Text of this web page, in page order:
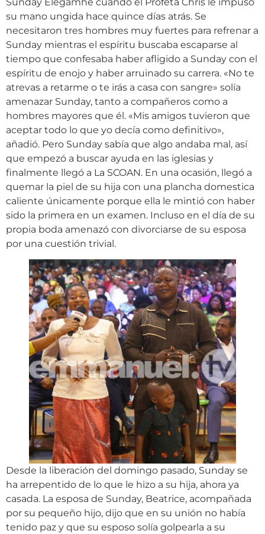
su mano ungida hace quince días atrás. Se
necesitaron tres hombres muy fuertes para refrenar a
Sunday mientras el espíritu buscaba escaparse al
tiempo que confesaba haber afligido a Sunday con el
espíritu de enojo y haber arruinado su carrera. «No te
atrevas a retarme o te irás a casa con sangre» solía
amenazar Sunday, tanto a compañeros como a
hombres mayores que él. «Mis amigos tuvieron que
aceptar todo lo que yo decía como definitivo»,
añadió. Pero Sunday sabía que algo andaba mal, así
que empezó a buscar ayuda en las iglesias y
finalmente llegó a La SCOAN. En una ocasión, llegó a
quemar la piel de su hija con una plancha domestica
caliente únicamente porque ella le mintió con haber
sido la primera en un examen. Incluso en el día de su
propia boda amenazó con divorciarse de su esposa
por una cuestión trivial.
Desde la liberación del domingo pasado, Sunday se
ha arrepentido de lo que le hizo a su hija, ahora ya
casada. La esposa de Sunday, Beatrice, acompañada
por su pequeño hijo, dijo que en su unión no había
tenido paz y que su esposo solía golpearla a su